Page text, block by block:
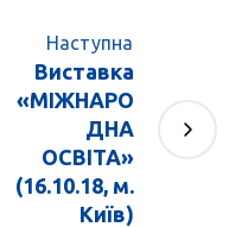
Наступна
Виставка
«МІЖНАРО
ДНА
ОСВІТА»
(16.10.18, м.
Київ)